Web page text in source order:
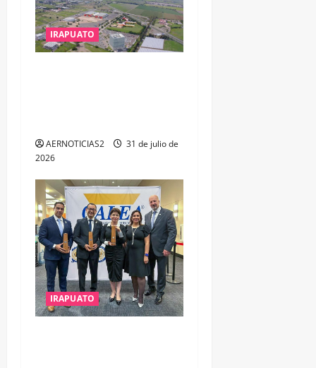
IRAPUATO
AERNOTICIAS2
31 de julio de
2026
IRAPUATO